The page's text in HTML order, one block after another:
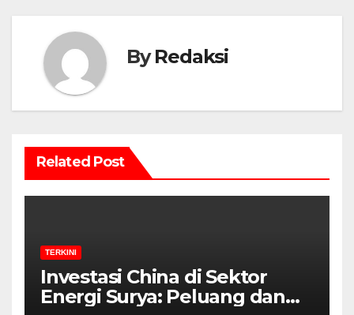
ByRedaksi
Related Post
TERKINI
Investasi China di Sektor
Energi Surya: Peluang dan